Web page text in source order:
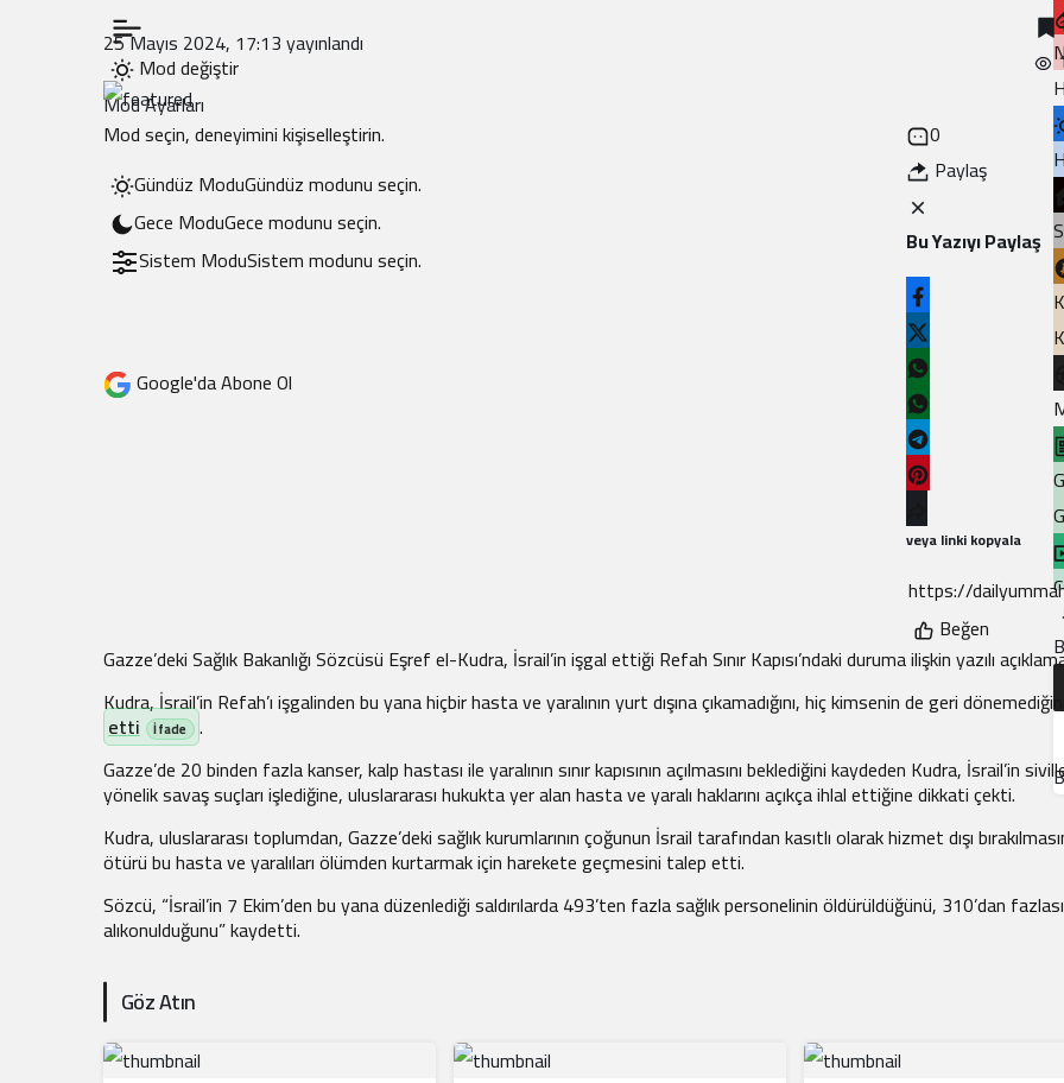
Mod değiştir
Mod Ayarları
Mod seçin, deneyimini kişiselleştirin.
Gündüz ModuGündüz modunu seçin.
Gece ModuGece modunu seçin.
Sistem ModuSistem modunu seçin.
25 Mayıs 2024, 17:13yayınlandı
Google'da Abone Ol
0
Paylaş
Bu Yazıyı Paylaş
veya linki kopyala
Beğen
Gazze’deki Sağlık Bakanlığı Sözcüsü Eşref el-Kudra, İsrail’in işgal ettiği Refah Sınır Kapısı’ndaki duruma ilişkin yazılı
Kudra, İsrail’in Refah’ı işgalinden bu yana hiçbir hasta ve yaralının yurt dışına çıkamadığını, hiç kimsenin de geri
etti
.
Gazze’de 20 binden fazla kanser, kalp hastası ile yaralının sınır kapısının açılmasını beklediğini kaydeden Kudra, İsrail’in
yönelik savaş suçları işlediğine, uluslararası hukukta yer alan hasta ve yaralı haklarını açıkça ihlal ettiğine dikkati çekti.
Kudra, uluslararası toplumdan, Gazze’deki sağlık kurumlarının çoğunun İsrail tarafından kasıtlı olarak hizmet dışı
ötürü bu hasta ve yaralıları ölümden kurtarmak için harekete geçmesini talep etti.
Sözcü, “İsrail’in 7 Ekim’den bu yana düzenlediği saldırılarda 493’ten fazla sağlık personelinin öldürüldüğünü, 310’dan
alıkonulduğunu” kaydetti.
Göz Atın